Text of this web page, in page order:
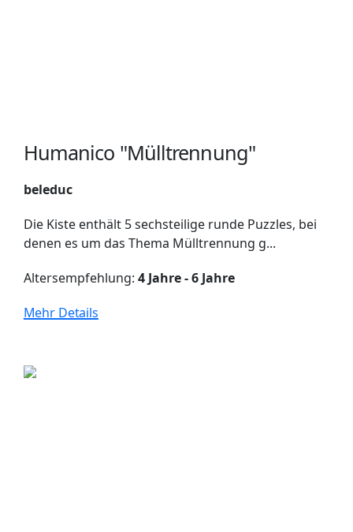
Humanico "Mülltrennung"
beleduc
Die Kiste enthält 5 sechsteilige runde Puzzles, bei
denen es um das Thema Mülltrennung g...
Altersempfehlung: 4 Jahre - 6 Jahre
Mehr Details